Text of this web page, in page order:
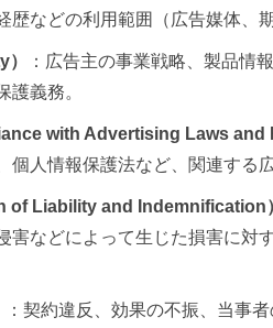
歴などの利用範囲（広告媒体、
：広告主の事業戦略、製品情
護義務。
with Advertising Laws and
個人情報保護法など、関連する
of Liability and Indemnification
害などによって生じた損害に対
：契約違反、効果の不振、当事